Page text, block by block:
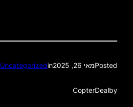
Postedמאי 26, 2025 in
Uncategorized
by
CopterDeal